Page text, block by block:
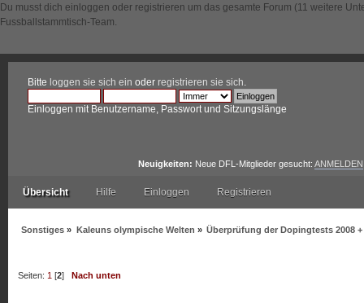
Du musst dich einloggen oder registrieren um das gesamte Forum (11 weitere
Fussballstammtisch-Team.
Bitte loggen sie sich ein oder registrieren sie sich
Einloggen mit Benutzername, Passwort und Sitzungslänge
Neuigkeiten: Neue DFL-Mitglieder gesucht: ANMELDEN
Übersicht Hilfe Einloggen Registrieren
Sonstiges » Kaleuns olympische Welten » Überprüfung der Dopingtests 2008 +
Seiten: 1 [2]Nach unten